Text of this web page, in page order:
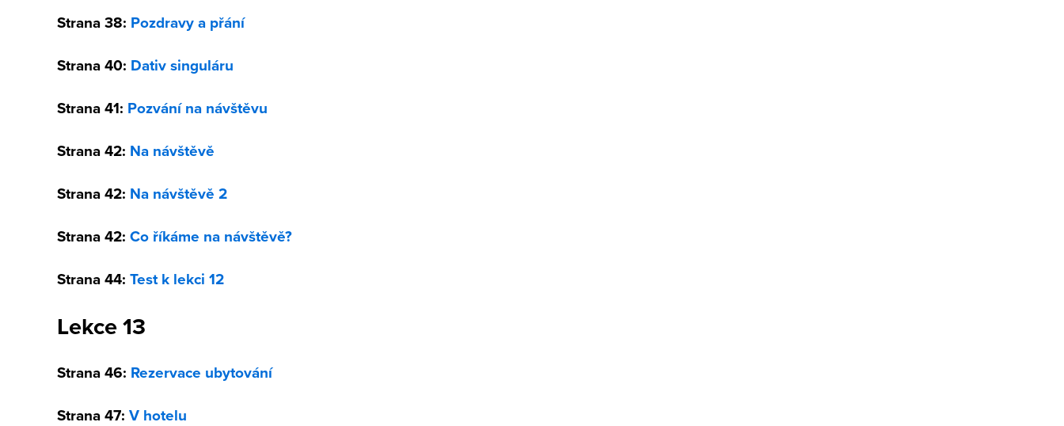
Strana 38: Pozdravy a přání
Strana 40: Dativ singuláru
Strana 41: Pozvání na návštěvu
Strana 42: Na návštěvě
Strana 42: Na návštěvě 2
Strana 42: Co říkáme na návštěvě?
Strana 44: Test k lekci 12
Lekce 13
Strana 46: Rezervace ubytování
Strana 47: V hotelu